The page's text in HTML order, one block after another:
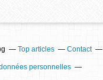
Top articles Contact
personnelles